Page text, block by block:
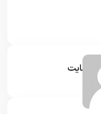
سایت